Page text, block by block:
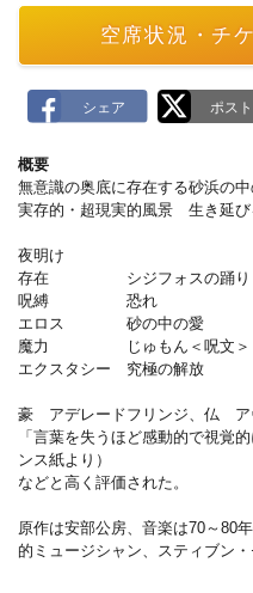
空席状況・チ
概要
無意識の奥底に存在する砂浜
実存的・超現実的風景 生き延び
夜明け
存在 シジフォスの踊り
呪縛 恐れ
エロス 砂の中の愛
魔力 じゅもん＜呪文＞
エクスタシー 究極の解放
豪 アデレードフリンジ、仏 ア
「言葉を失うほど感動的で視覚
ンス紙より）
などと高く評価された。
原作は安部公房、音楽は70～80
的ミュージシャン、スティブン